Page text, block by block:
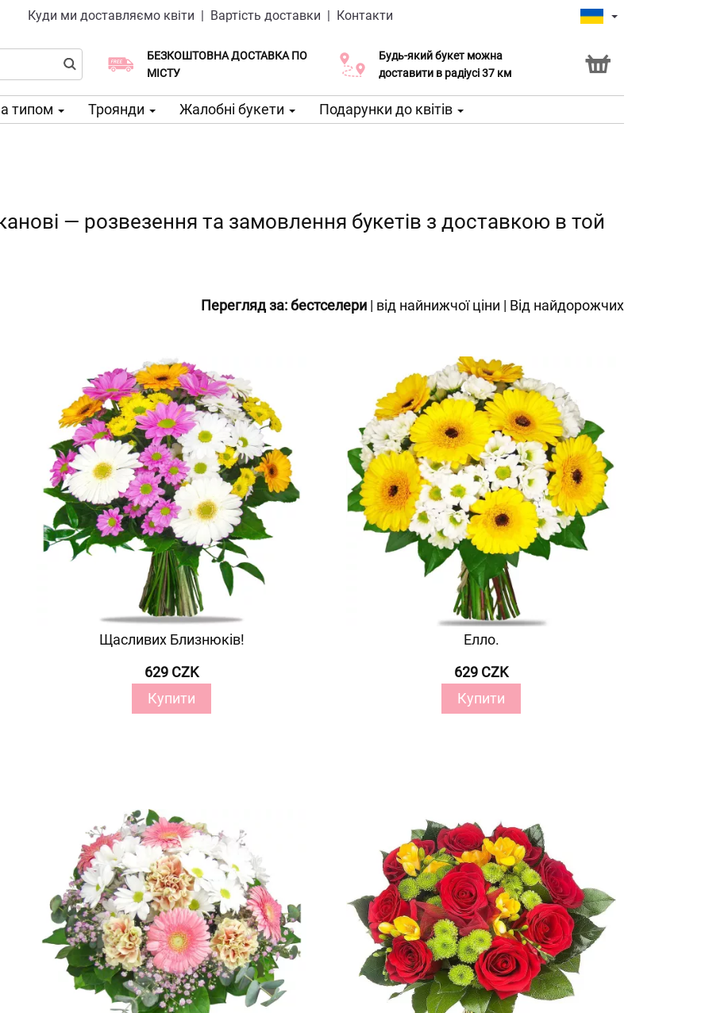
Куди ми доставляємо квіти | Вартість доставки | Контакти
БЕЗКОШТОВНА ДОСТАВКА ПО
МІСТУ
Доставка в той же день доступна
Виберіть дату доставки
Будь-який букет можна
доставити в радіусі 37 км
Послуга Click & Collect
типом Троянди Жалобні букети Подарунки до квітів
— розвезення та замовлення букетів з доставкою в той
Перегляд за:бестселери | від найнижчої ціни | Від найдорожчих
Щасливих Близнюків!
629 CZK
Купити
Елло.
629 CZK
Купити